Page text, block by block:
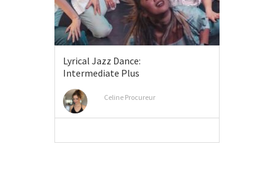
Lyrical Jazz Dance:
Intermediate Plus
Celine Procureur